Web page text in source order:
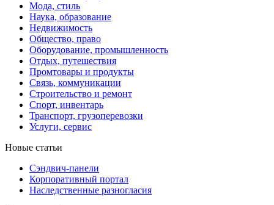
Мода, стиль
Наука, образование
Недвижимость
Общество, право
Оборудование, промышленность
Отдых, путешествия
Промтовары и продукты
Связь, коммуникации
Строительство и ремонт
Cпорт, инвентарь
Транспорт, грузоперевозки
Услуги, сервис
Новые статьи
Сэндвич-панели
Корпоративный портал
Наследственные разногласия